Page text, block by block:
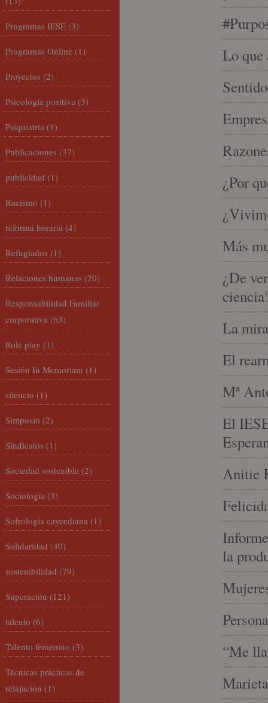
Lo que
¿Por
Más
¿De
La
El
Mª
El
Anitie
la
“Me
Programas IESE (3)
Programas Online (1)
Proyectos (2)
Psicología positiva (3)
Psiquiatría (1)
Publicaciones (37)
publicidad (1)
Racismo (1)
reforma horaria (4)
Refugiados (1)
Relaciones humanas (20)
Responsabilidad Familiar
corporativa (63)
Role play (1)
Sesión In Memoriam (1)
silencio (1)
Simposio (2)
Sindicatos (1)
Sociedad sostenible (2)
Sociología (3)
Sofrología caycediana (1)
Solidaridad (40)
sostenibilidad (79)
Superación (121)
talento (6)
Talento femenino (3)
Técnicas prácticas de
relajación (1)